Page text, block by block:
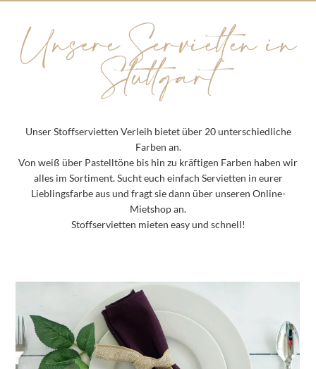
Unsere Servietten in
Stuttgart
Unser Stoffservietten Verleih bietet über 20 unterschiedliche
Farben an.
Von weiß über Pastelltöne bis hin zu kräftigen Farben haben wir
alles im Sortiment. Sucht euch einfach Servietten in eurer
Lieblingsfarbe aus und fragt sie dann über unseren Online-
Mietshop an.
Stoffservietten mieten easy und schnell!